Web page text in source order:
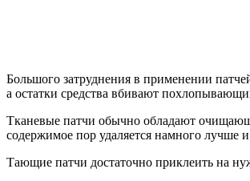
Большого затруднения в применении
а остатки средства вбивают
Тканевые патчи обычно обладают
содержимое пор удаляется намного лучше
Тающие патчи достаточно приклеить на